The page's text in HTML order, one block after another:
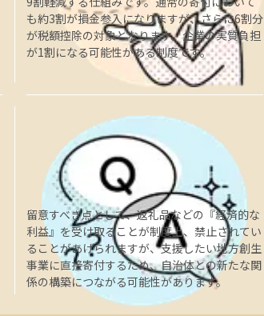
も約3割が損金参入になりますが、さらに6割分
が税額控除の対象となります。企業の実質負担
が1割になる可能性がある制度です。
留意すべき点として、返礼品などの『経済的な
利益』を受け取ることが制度上、禁止されてい
ることがあげられますが、支援したい地方創生
事業に直接寄付するため、自治体との新たな関
係の構築につながる可能性があります。